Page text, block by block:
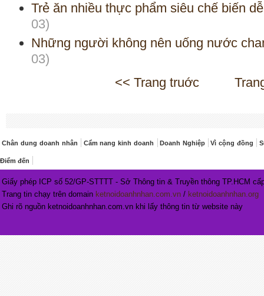
Trẻ ăn nhiều thực phẩm siêu chế biến
03)
Những người không nên uống nước
03)
<< Trang truớc
Chân dung doanh nhân Cẩm nang kinh doanh Doanh Nghiệp Vì cộng đồng
Điểm đến
Giấy phép ICP số 52/GP-STTTT - Sở Thông tin & Truyền thông TP.HCM
Trang tin chạy trên domain ketnoidoanhnhan.com.vn / ketnoidoanhnhan.org
Ghi rõ nguồn ketnoidoanhnhan.com.vn khi lấy thông tin từ website này